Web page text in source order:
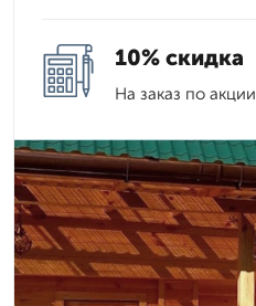
10% скидка
На заказ по акции